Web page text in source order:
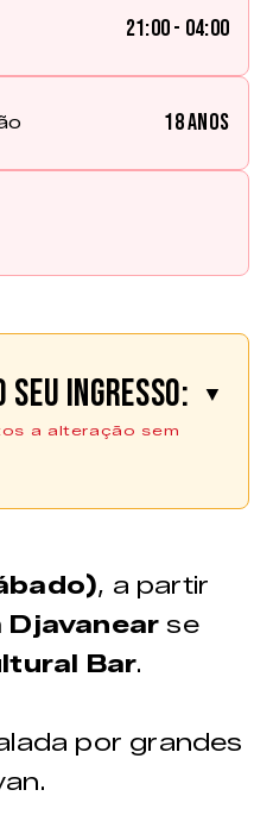
21:00 - 04:00
18 anos
ingresso: ▼
a alteração sem
Uniticket.
, a partir
Djavanear se
Bar.
por grandes